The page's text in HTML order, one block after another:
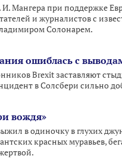
Мангера при поддержке
и журналистов с
Солонарем.
ошиблась с
Brexit заставляют
в Солсбери сильно
вождя»
в одиночку в глухих
красных муравьев,